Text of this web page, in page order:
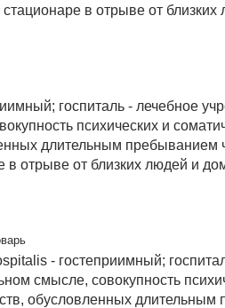
в отрыве от
госпиталь - лечебное
психических и
длительным пребыванием
в отрыве от близких людей и
- гостеприимный;
смысле, совокупность
обусловленных